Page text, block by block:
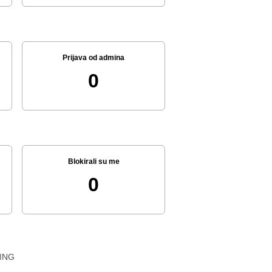
Prijava od admina
0
Blokirali su me
0